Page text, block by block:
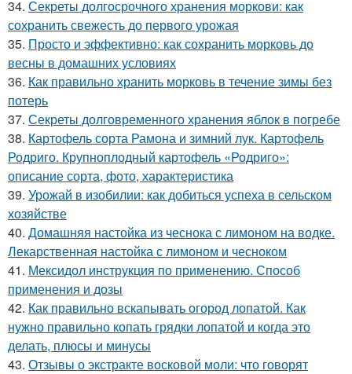
34. Секреты долгосрочного хранения моркови: как
сохранить свежесть до первого урожая
35. Просто и эффективно: как сохранить морковь до
весны в домашних условиях
36. Как правильно хранить морковь в течение зимы без
потерь
37. Секреты долговременного хранения яблок в погребе
38. Картофель сорта Рамона и зимний лук. Картофель
Родриго. Крупноплодный картофель «Родриго»:
описание сорта, фото, характеристика
39. Урожай в изобилии: как добиться успеха в сельском
хозяйстве
40. Домашняя настойка из чеснока с лимоном на водке.
Лекарственная настойка с лимоном и чесноком
41. Мексидол инструкция по применению. Способ
применения и дозы
42. Как правильно вскапывать огород лопатой. Как
нужно правильно копать грядки лопатой и когда это
делать, плюсы и минусы
43. Отзывы о экстракте восковой моли: что говорят